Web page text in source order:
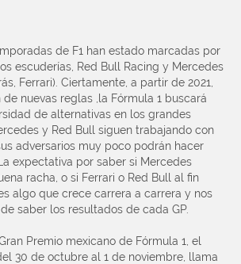
de F1 han estado marcadas por
escuderías, Red Bull Racing y Mercedes
Ferrari). Ciertamente, a partir de 2021,
nuevas reglas ,la Fórmula 1 buscará
de alternativas en los grandes
y Red Bull siguen trabajando con
adversarios muy poco podrán hacer
expectativa por saber si Mercedes
racha, o si Ferrari o Red Bull al fin
algo que crece carrera a carrera y nos
saber los resultados de cada GP.
Premio mexicano de Fórmula 1, el
30 de octubre al 1 de noviembre, llama